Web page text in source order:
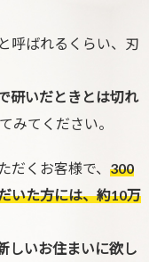
と呼ばれるくらい、刃
研いだときとは切れ
みてください。
だくお客様で、 300
いた方には、約10万
しいお住まいに欲し